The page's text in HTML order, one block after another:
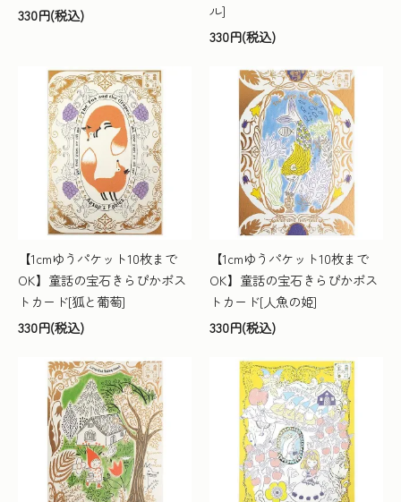
330円(税込)
ル]
330円(税込)
【1cmゆうパケット10枚まで
OK】童話の宝石きらぴかポス
トカード[狐と葡萄]
330円(税込)
【1cmゆうパケット10枚まで
OK】童話の宝石きらぴかポス
トカード[人魚の姫]
330円(税込)